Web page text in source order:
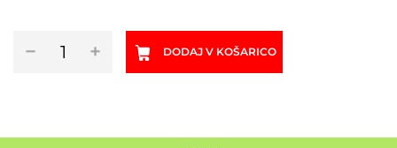
−
opora
+ DODAJ V KOŠARICO